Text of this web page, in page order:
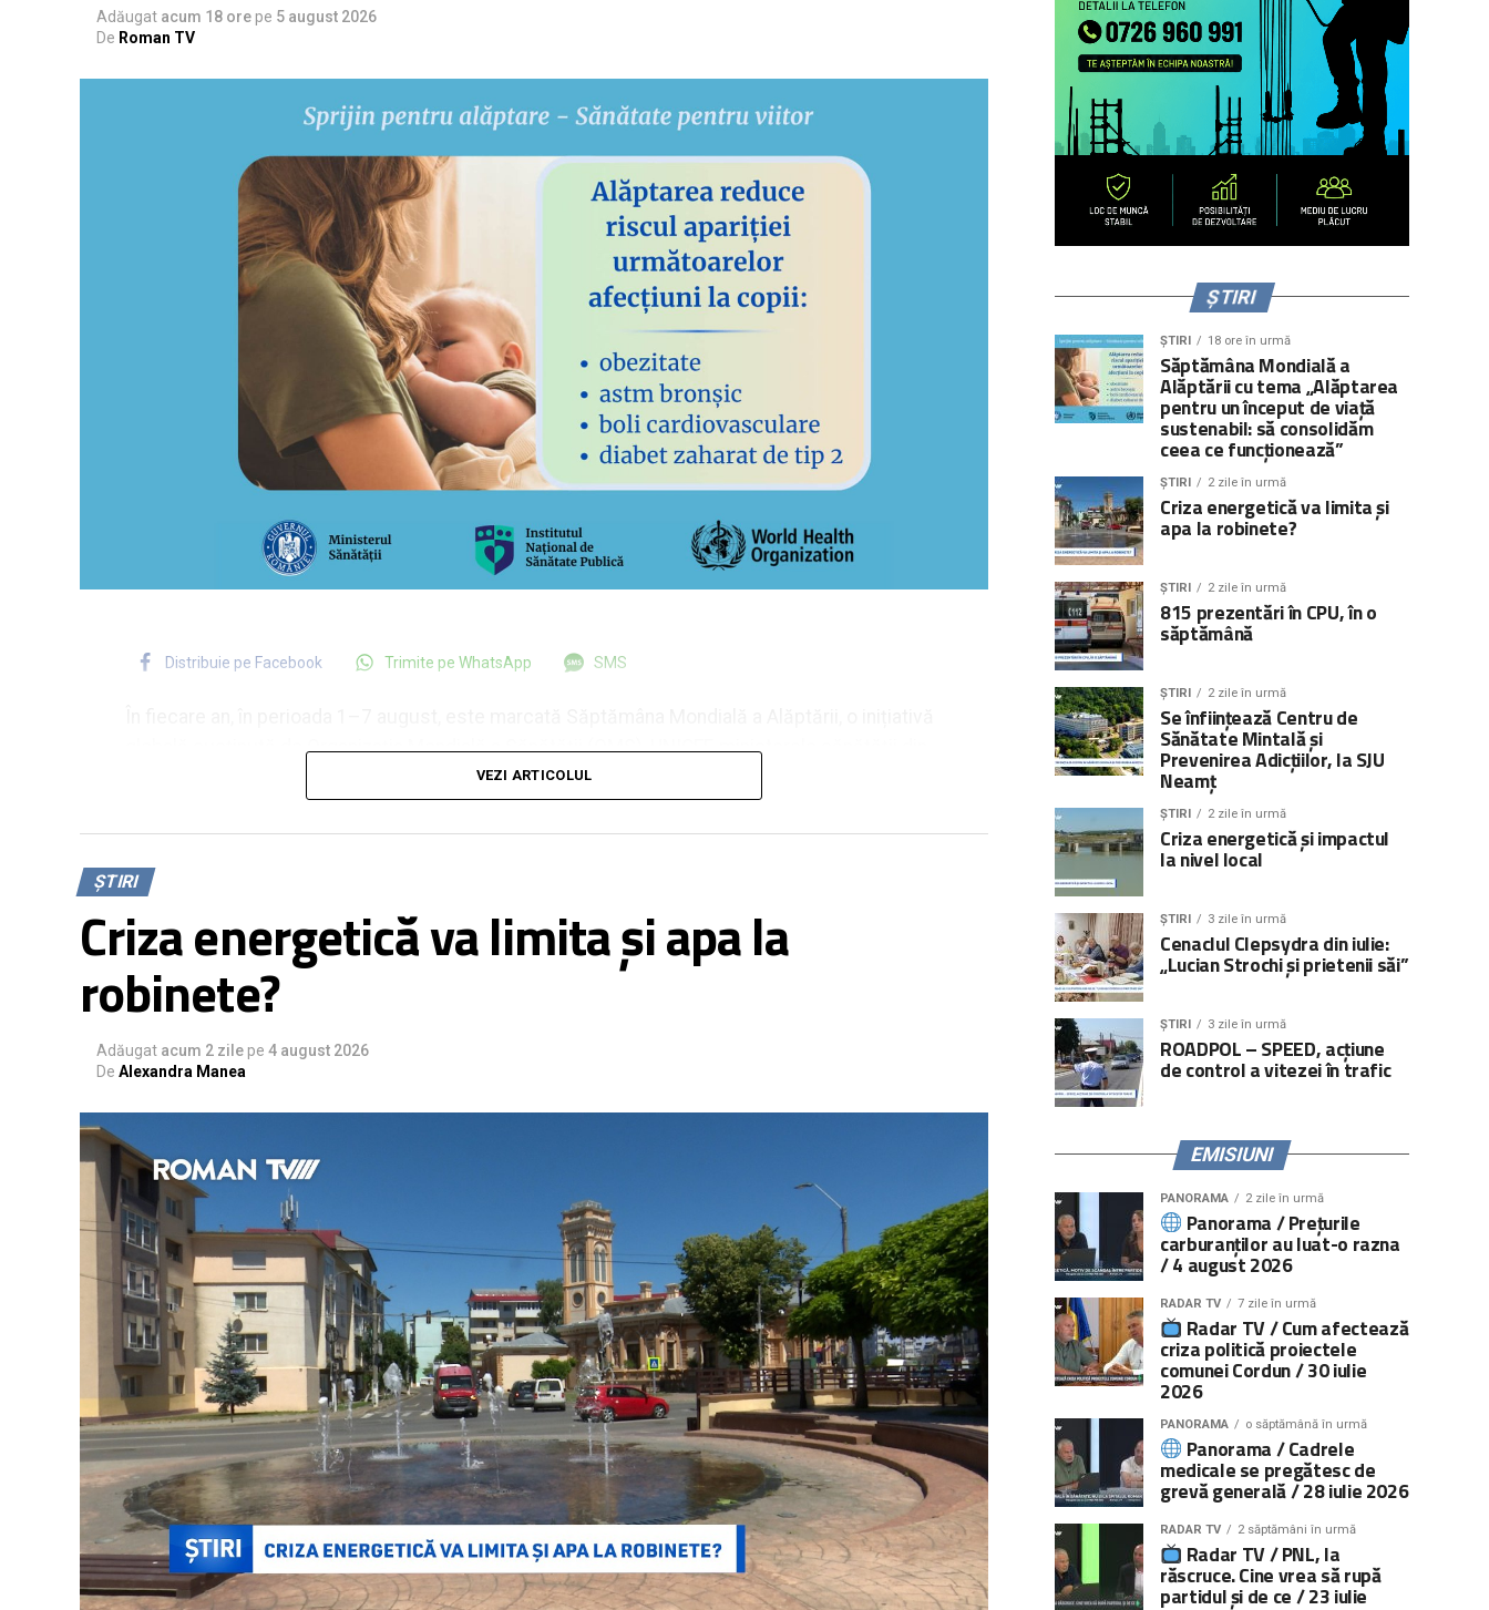
Adăugat acum 18 ore pe 5 august 2026
De Roman TV
Distribuie pe Facebook Trimite pe WhatsApp SMS
globală susținută de Organizația Mondială a Sănătății (OMS), UNICEF, ministerele sănătății din
numeroase țări și organizațiile partenere din societatea civilă. Tema din acest an, „Alăptarea
pentru un început de viață sustenabil: să consolidăm ceea ce funcționează”, subliniază
importanța menținerii și extinderii intervențiilor și politicilor care și-au demonstrat eficiența în
protejarea, promovarea și susținerea alăptării, cu beneficii pentru sănătatea populației și
dezvoltarea durabilă. Evenimentul are ca scop promovarea beneficiilor alăptării și susținerea
mamelor pentru a oferi copiilor un start sănătos în viață.
Alăptarea reprezintă una dintre cele mai eficiente intervenții de sănătate publică, cu
beneficii demonstrate atât pentru copil, cât și pentru mamă.
Pentru copil, laptele matern furnizează toți nutrienții necesari dezvoltării armonioase în primele
zaharat de tip 2) pe parcursul vieții. Alăptarea reprezintă unul dintre cei mai importanți factori
de protecție pentru sănătatea copilului încă din primele luni de viață. Organizația Mondială a
Sănătății recomandă alăptarea exclusivă în primele șase luni de viață, urmată de continuarea
alăptării, împreună cu alimentația complementară adecvată, până la vârsta de doi ani și chiar
peste această vârstă, atât timp cât mama și copilul doresc.
Beneficiile alăptării se extind și asupra sănătății mamei, contribuind la recuperarea după
naștere, reducerea riscului unor afecțiuni cronice, inclusiv a cancerului de sân și a
cancerului ovarian și la consolidarea legăturii emoționale dintre mamă și copil.
Laptele matern este un aliment unic, gratuit, de calitate și de neînlocuit, ale cărui caracteristici
nu pot fi reproduse de produsele comerciale destinate alimentației sugarilor. Din perspectiva
sănătății publice, investițiile în educația pentru sănătate, serviciile de consiliere în alăptare și
politicile care facilitează concilierea vieții profesionale cu responsabilitățile familiale
reprezintă măsuri esențiale pentru protejarea, promovarea și susținerea alăptării, cu efecte
favorabile asupra sănătății mamei și copilului și asupra reducerii inegalităților în sănătate.
VEZI ARTICOLUL
ȘTIRI
Criza energetică va limita și apa la
robinete?
Adăugat acum 2 zile pe 4 august 2026
De Alexandra Manea
ȘTIRI
ȘTIRI 18 ore în urmă
Săptămâna Mondială a
Alăptării cu tema „Alăptarea
pentru un început de viață
sustenabil: să consolidăm
ceea ce funcționează”
ȘTIRI 2 zile în urmă
Criza energetică va limita și
apa la robinete?
ȘTIRI 2 zile în urmă
815 prezentări în CPU, în o
săptămână
ȘTIRI 2 zile în urmă
Se înființează Centru de
Sănătate Mintală și
Prevenirea Adicțiilor, la SJU
Neamț
ȘTIRI 2 zile în urmă
Criza energetică și impactul
la nivel local
ȘTIRI 3 zile în urmă
Cenaclul Clepsydra din iulie:
„Lucian Strochi și prietenii săi”
ȘTIRI 3 zile în urmă
ROADPOL – SPEED, acțiune
de control a vitezei în trafic
EMISIUNI
PANORAMA 2 zile în urmă
Panorama / Prețurile
carburanților au luat-o razna
/ 4 august 2026
RADAR TV 7 zile în urmă
Radar TV / Cum afectează
criza politică proiectele
comunei Cordun / 30 iulie
2026
PANORAMA o săptămână în urmă
Panorama / Cadrele
medicale se pregătesc de
grevă generală / 28 iulie 2026
RADAR TV 2 săptămâni în urmă
Radar TV / PNL, la
răscruce. Cine vrea să rupă
partidul și de ce / 23 iulie